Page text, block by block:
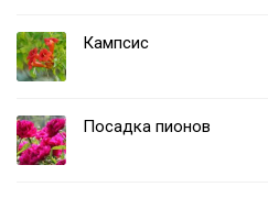
Кампсис
Посадка пионов